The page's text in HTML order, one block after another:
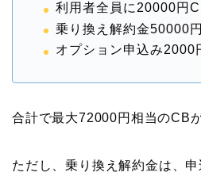
利用者全員に20000円
乗り換え解約金50000
オプション申込み2000
合計で最大72000円相当のCB
ただし、乗り換え解約金は、